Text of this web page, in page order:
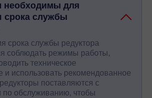
необходимы для
срока службы
срока службы редуктора
соблюдать режимы работы,
техническое
и использовать рекомендованное
поставляются с
по обслуживанию, чтобы